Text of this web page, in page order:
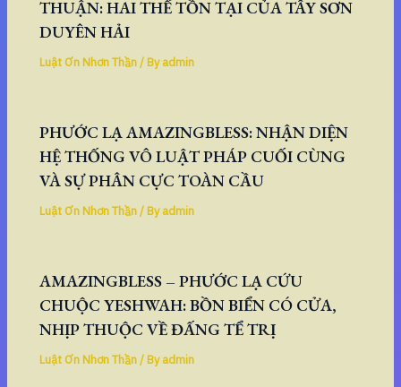
THUẬN: HAI THẾ TỒN TẠI CỦA TÂY SƠN
DUYÊN HẢI
Luật Ơn Nhơn Thần/ Byadmin
PHƯỚC LẠ AMAZINGBLESS: NHẬN DIỆN
HỆ THỐNG VÔ LUẬT PHÁP CUỐI CÙNG
VÀ SỰ PHÂN CỰC TOÀN CẦU
Luật Ơn Nhơn Thần/ Byadmin
AMAZINGBLESS – PHƯỚC LẠ CỨU
CHUỘC YESHWAH: BỒN BIỂN CÓ CỬA,
NHỊP THUỘC VỀ ĐẤNG TỂ TRỊ
Luật Ơn Nhơn Thần/ Byadmin